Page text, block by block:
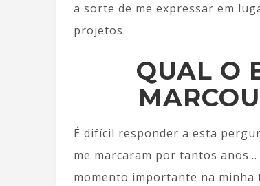
a sorte de me expressar em
projetos.
QUAL O
É difícil responder a esta
me marcaram por tantos
momento importante na minha